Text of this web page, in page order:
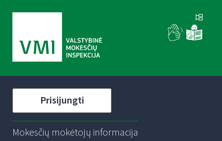
Prisijungti
Mokesčių mokėtojų informacija